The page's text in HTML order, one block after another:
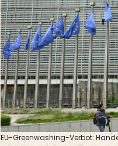
EU-Greenwashing-Verbot: